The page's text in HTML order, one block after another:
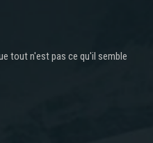
tout n'est pas ce qu'il semble